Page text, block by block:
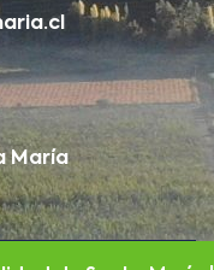
María